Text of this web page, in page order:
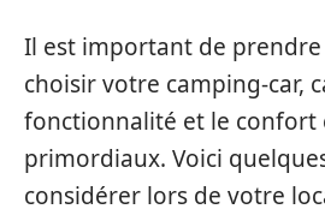
Il est important de
choisir votre camping-car,
fonctionnalité et le confort
primordiaux. Voici
considérer lors de votre